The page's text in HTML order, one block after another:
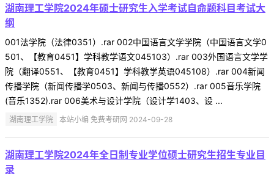
湖南理工学院2024年硕士研究生入学考试自命题科目考试大
纲
001法学院（法律0351）.rar 002中国语言文学学院（中国语言文学0
501、【教育0451】学科教学语文045103）.rar 003外国语言文学学
院（翻译0551、【教育0451】学科教学英语045108）.rar 004新闻
传播学院（新闻传播学0503、新闻与传播0552）.rar 005音乐学院
(音乐1352).rar 006美术与设计学院（设计学1403、设 ...
湖南理工学院 本站小编 免费考研网 2024-09-28
湖南理工学院2024年全日制专业学位硕士研究生招生专业目
录